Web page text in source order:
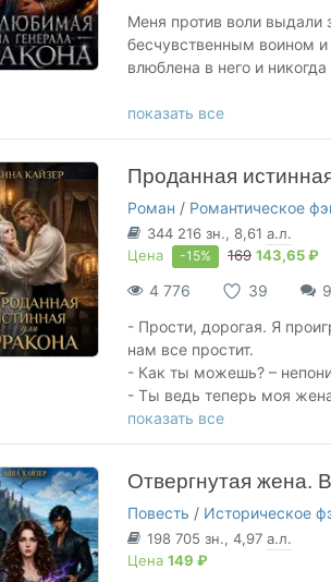
Меня против воли выдали
бесчувственным воином
влюблена в него и
Вместе с титулом
покушения и опасные
Теперь дракон не
больше всего на свете.
Вас ожидают в истории:
🔥 истинная пара,
🔥 генерал-дракон с
🔥 вынужденный брак,
🔥 от ненависти до любви,
🔥 столкновение
🔥 любовь и магия.
НЕ ЗАБУДЬТЕ ДОБАВИТЬ
Ваши комментарии
показать все
Проданная
Роман / Романтическое
344 216 зн., 8,61 а.л.
Цена
-15% 169 143,65 ₽
4 776 39 9
- Прости, дорогая. Я
нам все простит.
- Как ты можешь? –
- Ты ведь теперь моя
Муж продал ночь со мной
украл меня и спрятал в
встрече с ним мое
увлечься его хозяином?
связавшая наши судьбы.
показать все
Отвергнутая жена.
Повесть / Историческое
198 705 зн., 4,97 а.л.
Цена 149 ₽